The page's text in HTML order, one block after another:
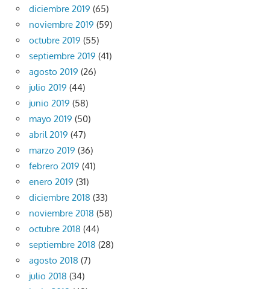
diciembre 2019 (65)
noviembre 2019 (59)
octubre 2019 (55)
septiembre 2019 (41)
agosto 2019 (26)
julio 2019 (44)
junio 2019 (58)
mayo 2019 (50)
abril 2019 (47)
marzo 2019 (36)
febrero 2019 (41)
enero 2019 (31)
diciembre 2018 (33)
noviembre 2018 (58)
octubre 2018 (44)
septiembre 2018 (28)
agosto 2018 (7)
julio 2018 (34)